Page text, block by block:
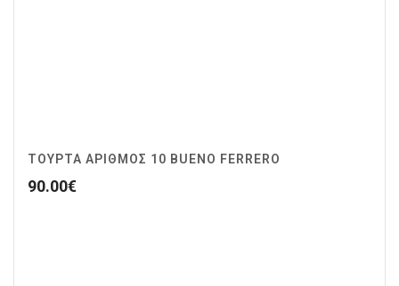
ΤΟΥΡΤΑ ΑΡΙΘΜΟΣ 10 BUENO FERRERO
90.00€